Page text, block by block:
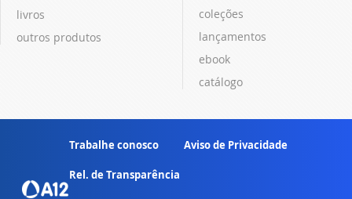
livros
outros produtos
coleções
lançamentos
ebook
catálogo
Trabalhe conosco Aviso de Privacidade
Rel. de Transparência